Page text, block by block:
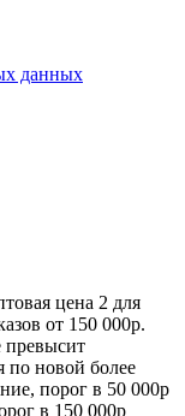
данных
цена 2 для
от 150 000р.
превысит
по новой более
порог в 50 000р
в 150 000р